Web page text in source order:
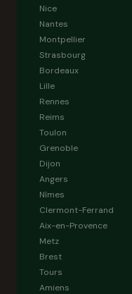
Nice
Nantes
Montpellier
Strasbourg
Bordeaux
Lille
Rennes
Reims
Toulon
Grenoble
Dijon
Angers
Nîmes
Clermont-Ferrand
Aix-en-Provence
Metz
Brest
Tours
Amiens